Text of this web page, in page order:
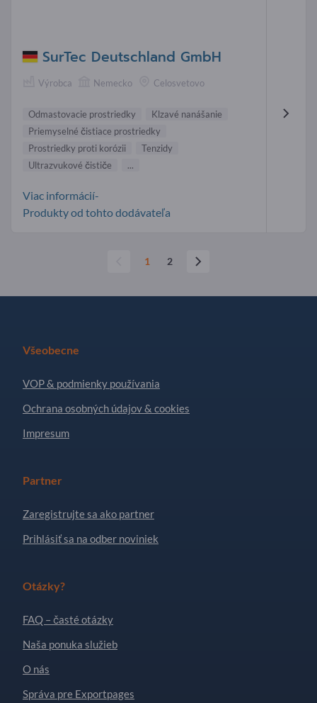
SurTec Deutschland GmbH
Výrobca Nemecko Celosvetovo
Odmastovacie prostriedky
Klzavé nanášanie
Priemyselné čistiace prostriedky
Prostriedky proti korózii
Tenzidy
Ultrazvukové čističe
...
Viac informácií-
Produkty od tohto dodávateľa
1 2
Všeobecne
VOP & podmienky používania
Ochrana osobných údajov & cookies
Impresum
Partner
Zaregistrujte sa ako partner
Prihlásiť sa na odber noviniek
Otázky?
FAQ – časté otázky
Naša ponuka služieb
O nás
Správa pre Exportpages